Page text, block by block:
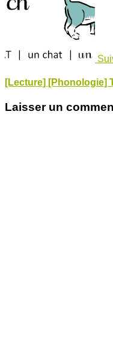
[Lecture] [Phonologie]
Laisser un